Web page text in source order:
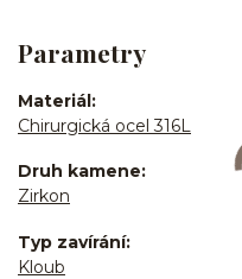
Parametry
Materiál
Chirurgická ocel 316L
Druh kamene
Zirkon
Typ zavírání
Kloub